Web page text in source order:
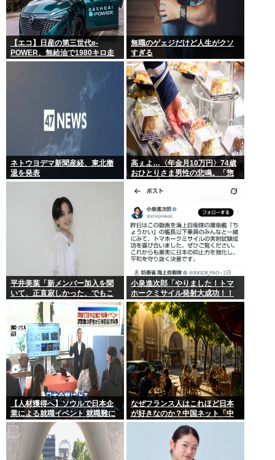
【エコ】日産の第三世代e-
POWER、無給油で1980キロ走
ってギネス記録達成
無職のゲェジだけど人生がクソ
すぎる
ネトウヨデマ新聞産経、東北撤
退を発表
高ぇよ…〈年金月10万円〉74歳
おひとりさま男性の悲鳴。「惣
平井美葉「新メンバー加入を聞
いて、正直寂しかった、でもこ
れが新しいビヨなんだと、寂し
さを受け止めるこ
小泉進次郎「やりました！トマ
ホークミサイル発射大成功！！
対中朝露への防衛力を強化して
ますw」
【人材獲得へ】ソウルで日本企
業による就職イベント 就職難に
苦しむ韓国の若者が日本に注目
なぜフランス人はこれほど日本
が好きなのか？中国ネット「中
国人も日本が好き」